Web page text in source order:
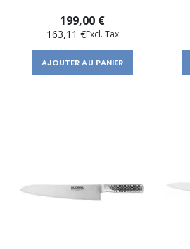
199,00 €
163,11 €
AJOUTER AU PANIER